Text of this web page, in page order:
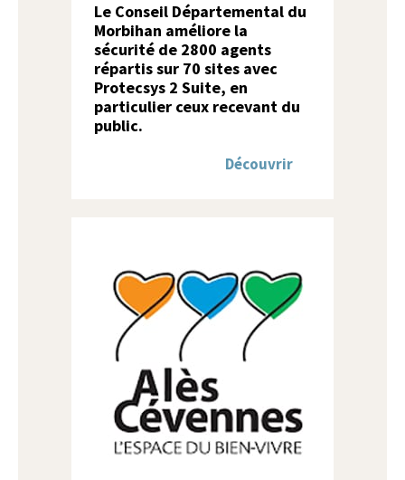
Le Conseil Départemental du
Morbihan améliore la
sécurité de 2800 agents
répartis sur 70 sites avec
Protecsys 2 Suite, en
particulier ceux recevant du
public.
Découvrir